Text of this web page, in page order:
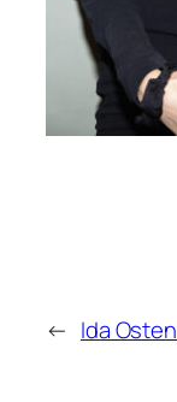
← Ida Osten